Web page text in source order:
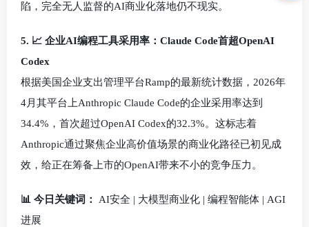
陷，完全无人监督的AI商业化落地仍不现实。
5. 📈 企业AI编程工具采用率：Claude Code首超OpenAI
Codex
根据美国企业支出管理平台Ramp的最新统计数据，2026年
4月其平台上Anthropic Claude Code的企业采用率达到
34.4%，首次超过OpenAI Codex的32.3%。这标志着
Anthropic通过聚焦企业高价值场景的商业化路径已初见成
效，给正在筹备上市的OpenAI带来不小的竞争压力。
📊 今日关键词：
AI安全 | 大模型商业化 | 编程智能体 | AGI
进展